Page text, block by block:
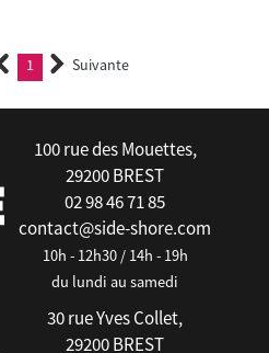
1 (current)Suivante
100 rue des Mouettes,
29200 BREST
02 98 46 71 85
contact@side-shore.com
10h - 12h30 / 14h - 19h
du lundi au samedi
30 rue Yves Collet,
29200 BREST